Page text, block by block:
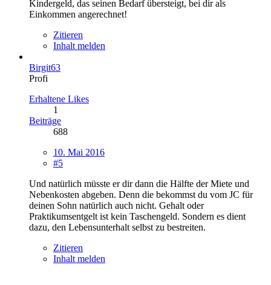
Kindergeld, das seinen Bedarf übersteigt, bei dir als
Einkommen angerechnet!
Zitieren
Inhalt melden
Birgit63
Profi
Erhaltene Likes
1
Beiträge
688
10. Mai 2016
#5
Und natürlich müsste er dir dann die Hälfte der Miete und
Nebenkosten abgeben. Denn die bekommst du vom JC für
deinen Sohn natürlich auch nicht. Gehalt oder
Praktikumsentgelt ist kein Taschengeld. Sondern es dient
dazu, den Lebensunterhalt selbst zu bestreiten.
Zitieren
Inhalt melden